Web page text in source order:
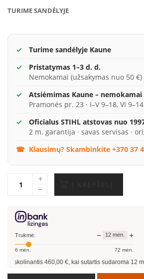
TURIME SANDĖLYJE
Turime sandėlyje Kaune
Pristatymas 1–3 d. d.
Nemokamai (užsakymas nuo 50 €)
Atsiėmimas Kaune – nemokamai
Pramonės pr. 23 · I–V 9–18, VI 9–14
Oficialus STIHL atstovas nuo
2 m. garantija · savas servisas ·
Klausimų? Skambinkite +370 37
Trukmė: − 12 mėn. +
6 mėn. 72 mėn.
460,00€, kai sutartis sudaroma12mėn.